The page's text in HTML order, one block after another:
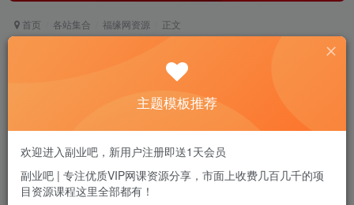
首页 各站集合 福缘网资源 正文
抖音最新小程序撸金，测手相上热门，当天见收益
付费资源
主题模板推荐
欢迎进入副业吧，新用户注册即送1天会员
副业吧 | 专注优质VIP网课资源分享，市面上收费几百几千的项
目资源课程这里全部都有！